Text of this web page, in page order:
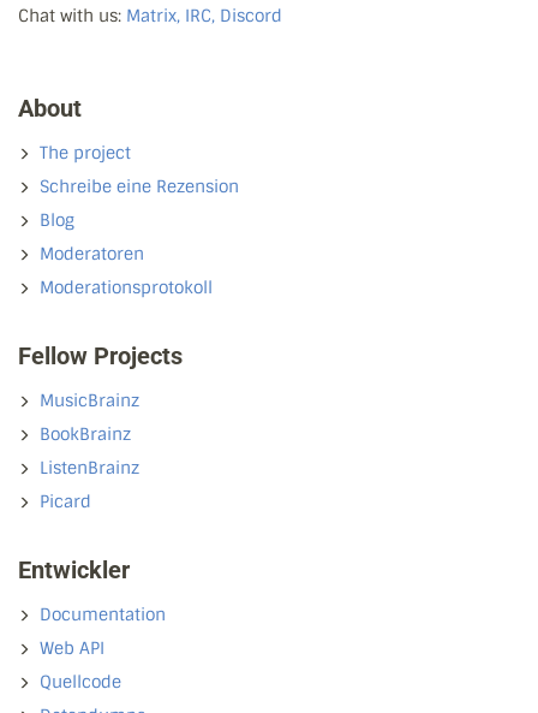
Chat with us: Matrix, IRC, Discord
About
The project
Schreibe eine Rezension
Blog
Moderatoren
Moderationsprotokoll
Fellow Projects
MusicBrainz
BookBrainz
ListenBrainz
Picard
Entwickler
Documentation
Web API
Quellcode